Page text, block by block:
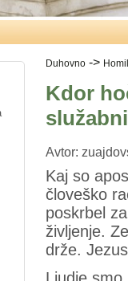
Duhovno ->
Kdor
Avtor:
Kaj so
človeško
poskrbel
življenje.
drže.
Ljudje